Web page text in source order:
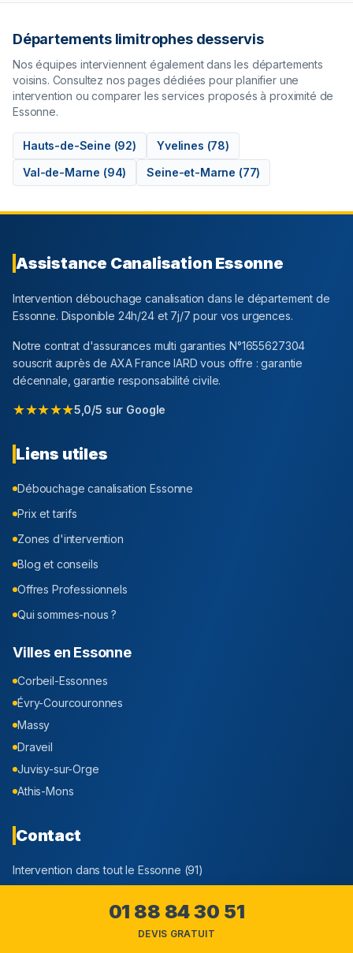
Départements limitrophes desservis
Nos équipes interviennent également dans les départements
voisins. Consultez nos pages dédiées pour planifier une
intervention ou comparer les services proposés à proximité de
Essonne.
Hauts-de-Seine (92) Yvelines (78)
Val-de-Marne (94) Seine-et-Marne (77)
Assistance Canalisation Essonne
Intervention débouchage canalisation dans le département de
Essonne. Disponible 24h/24 et 7j/7 pour vos urgences.
Notre contrat d'assurances multi garanties N°1655627304
souscrit auprès de AXA France IARD vous offre : garantie
décennale, garantie responsabilité civile.
★★★★★5,0/5 sur Google
Liens utiles
Débouchage canalisationEssonne
Prix et tarifs
Zones d'intervention
Blog et conseils
Offres Professionnels
Qui sommes-nous ?
Villes en Essonne
Corbeil-Essonnes
Évry-Courcouronnes
Massy
Draveil
Juvisy-sur-Orge
Athis-Mons
Contact
Intervention dans tout le Essonne (91)
01 88 84 30 5101 88 84 30 51
DEVIS GRATUIT